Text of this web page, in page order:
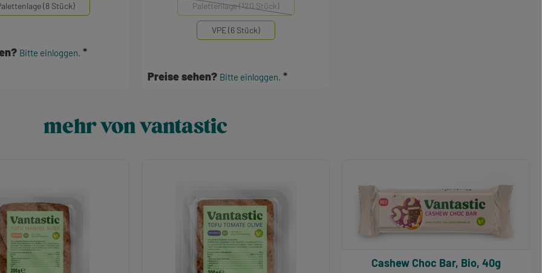
(8 Stück)
Bitte einloggen.
Palettenlage (120 Stück)
(Diese Option ist zurzeit nicht verfügbar.)
VPE (6 Stück)
Preise sehen? Bitte einloggen.
mehr von vantastic
Cashew Choc Bar, Bio, 40g